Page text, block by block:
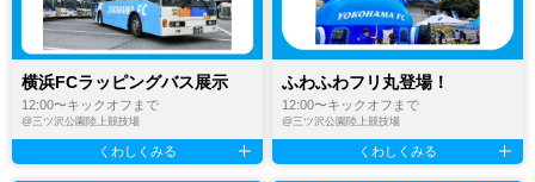
横浜FCラッピングバス展示
12:00〜キックオフまで
@三ツ沢公園陸上競技場
くわしくみる
ふわふわフリ丸登場！
12:00〜キックオフまで
@三ツ沢公園陸上競技場
くわしくみる